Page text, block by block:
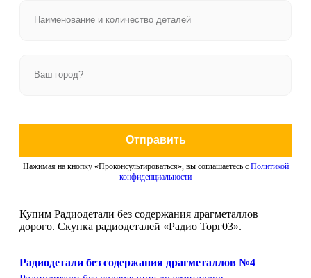
Отправить
Нажимая на кнопку «Проконсультироваться», вы соглашаетесь с Политикой
конфиденциальности
Купим Радиодетали без содержания драгметаллов
дорого. Скупка радиодеталей «Радио Торг03».
Радиодетали без содержания драгметаллов №4